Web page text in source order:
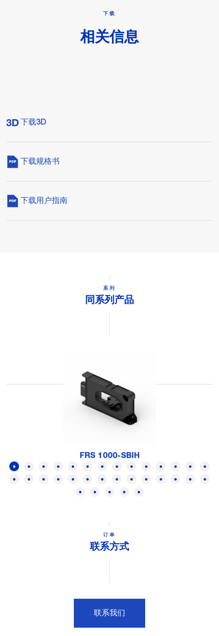
下载
相关信息
下载3D
下载规格书
下载用户指南
系列
同系列产品
FRS 1000-SBIH
订单
联系方式
联系我们